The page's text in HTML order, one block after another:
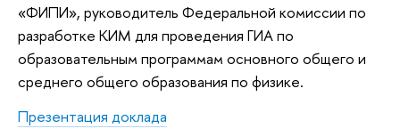
«ФИПИ», руководитель Федеральной комиссии по
разработке КИМ для проведения ГИА по
образовательным программам основного общего и
среднего общего образования по физике.
Презентация доклада